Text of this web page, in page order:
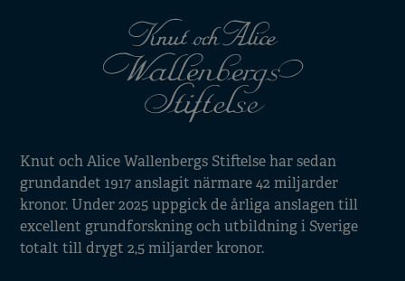
Knut och Alice Wallenbergs Stiftelse har sedan
grundandet 1917 anslagit närmare 42 miljarder
kronor. Under 2025 uppgick de årliga anslagen till
excellent grundforskning och utbildning i Sverige
totalt till drygt 2,5 miljarder kronor.